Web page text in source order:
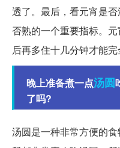
透了。最后，看元宵是
否熟的一个重要指标。
后再多住十几分钟才能完
晚上准备煮一点汤圆
了吗?
汤圆是一种非常方便的